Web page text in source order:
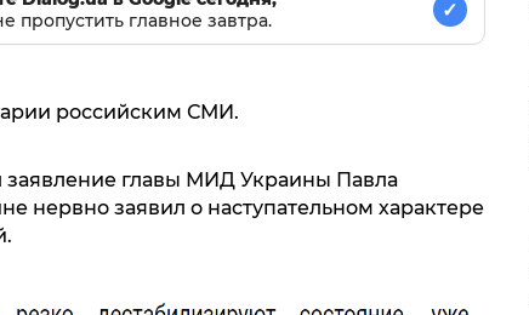
пропустить главное завтра.
✓
российским СМИ.
заявление главы МИД Украины Павла
нервно заявил о наступательном характере